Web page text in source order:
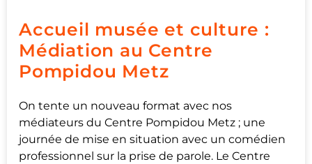
Accueil musée et culture :
Médiation au Centre
Pompidou Metz
On tente un nouveau format avec nos
médiateurs du Centre Pompidou Metz ; une
journée de mise en situation avec un comédien
professionnel sur la prise de parole. Le Centre